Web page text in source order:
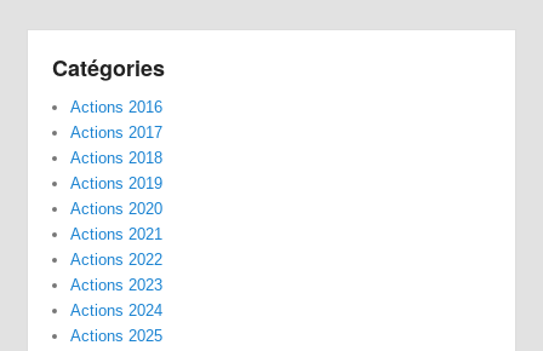
Catégories
Actions 2016
Actions 2017
Actions 2018
Actions 2019
Actions 2020
Actions 2021
Actions 2022
Actions 2023
Actions 2024
Actions 2025